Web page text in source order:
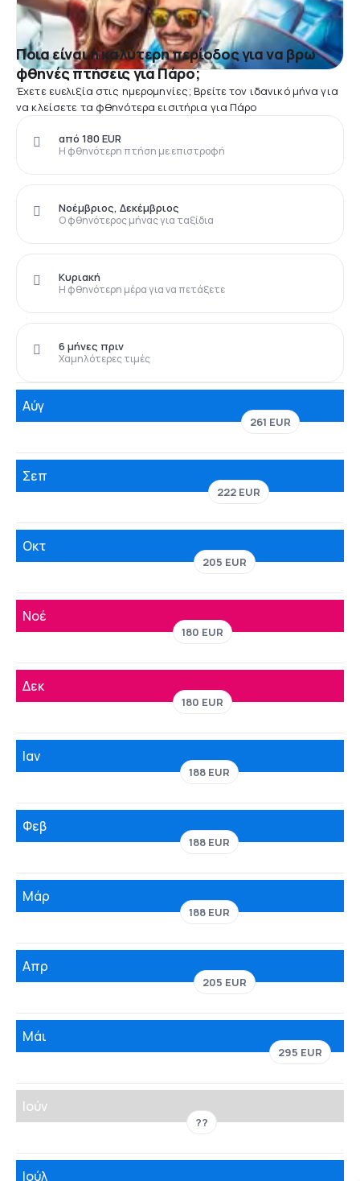
Ποια είναι η καλύτερη περίοδος για να βρω
φθηνές πτήσεις για Πάρο;
Έχετε ευελιξία στις ημερομηνίες; Βρείτε τον ιδανικό μήνα για
να κλείσετε τα φθηνότερα εισιτήρια για Πάρο
Η φθηνότερη πτήση με επιστροφή
από 180 EUR
Ο φθηνότερος μήνας για ταξίδια
Νοέμβριος, Δεκέμβριος
Η φθηνότερη μέρα για να πετάξετε
Κυριακή
Χαμηλότερες τιμές
6 μήνες πριν
Αύγ
261 EUR
Σεπ
222 EUR
Οκτ
205 EUR
Νοέ
180 EUR
Δεκ
180 EUR
Ιαν
188 EUR
Φεβ
188 EUR
Μάρ
188 EUR
Απρ
205 EUR
Μάι
295 EUR
Ιούν
??
Ιούλ